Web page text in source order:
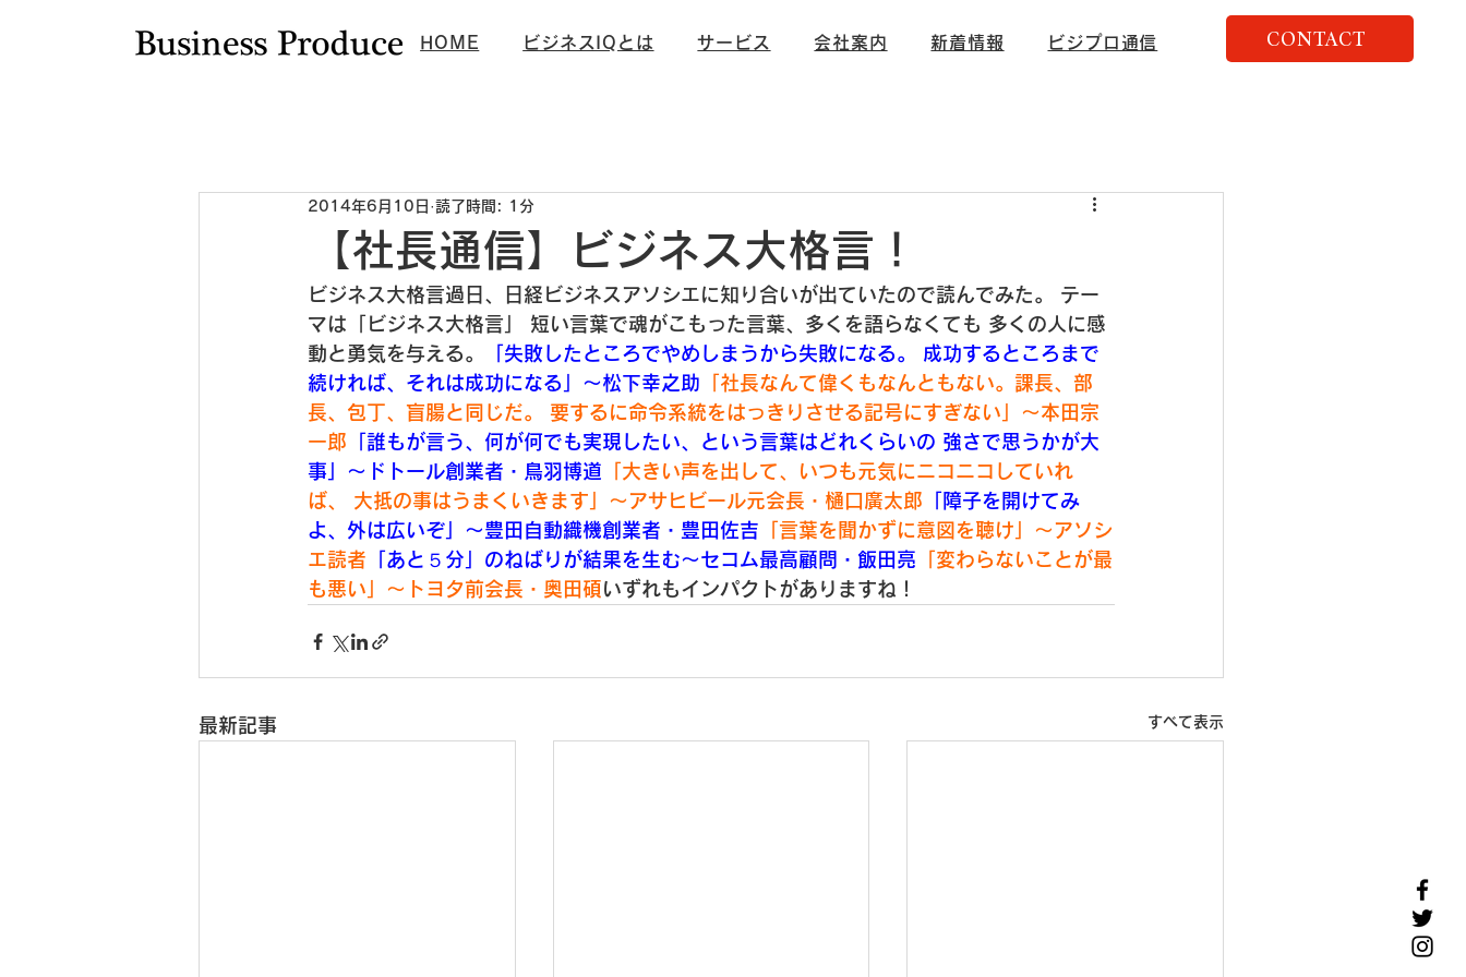
HOME ビジネスIQとは サービス 会社案内 新着情報 ビジプロ通信 CONTACT
【社長通信】ビジネス大格言！
2014年6月10日 読了時間: 1分
ビジネス大格言過日、日経ビジネスアソシエに知り合いが出ていたので読んでみた。
テー
マは「ビジネス大格言」
短い言葉で魂がこもった言葉、多くを語らなくても 多くの人に感
動と勇気を与える。
「失敗したところでやめしまうから失敗になる。
成功するところまで
続ければ、それは成功になる」～松下幸之助 「社長なんて偉くもなんともない。課長、部
長、包丁、盲腸と同じだ。
要するに命令系統をはっきりさせる記号にすぎない」～本田宗
一郎 「誰もが言う、何が何でも実現したい、という言葉はどれくらいの 強さで思うかが大
事」～ドトール創業者・鳥羽博道 「大きい声を出して、いつも元気にニコニコしていれ
ば、
大抵の事はうまくいきます」～アサヒビール元会長・樋口廣太郎 「障子を開けてみ
よ、外は広いぞ」～豊田自動織機創業者・豊田佐吉 「言葉を聞かずに意図を聴け」～アソシ
エ読者 「あと５分」のねばりが結果を生む～セコム最高顧問・飯田亮 「変わらないことが最
も悪い」～トヨタ前会長・奥田碩いずれもインパクトがありますね！
最新記事 すべて表示